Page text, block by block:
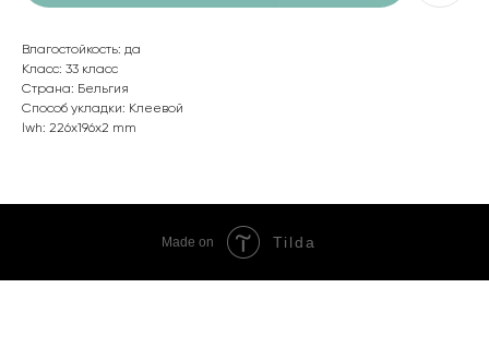
Влагостойкость: да
Класс: 33 класс
Страна: Бельгия
Способ укладки: Клеевой
lwh: 226x196x2 mm
Made on Tilda